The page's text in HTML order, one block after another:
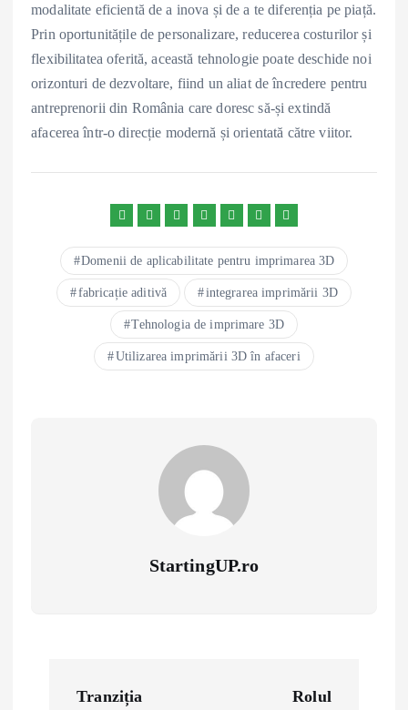
modalitate eficientă de a inova și de a te diferenția pe piață.
Prin oportunitățile de personalizare, reducerea costurilor și
flexibilitatea oferită, această tehnologie poate deschide noi
orizonturi de dezvoltare, fiind un aliat de încredere pentru
antreprenorii din România care doresc să-și extindă
afacerea într-o direcție modernă și orientată către viitor.
Domenii de aplicabilitate pentru imprimarea 3D
fabricație aditivă integrarea imprimării 3D
Tehnologia de imprimare 3D
Utilizarea imprimării 3D în afaceri
StartingUP.ro
Tranziția
Rolul